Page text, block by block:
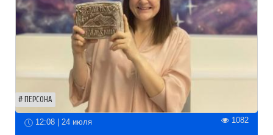
ПЕРСОНА
12:08 | 24 июля 1082